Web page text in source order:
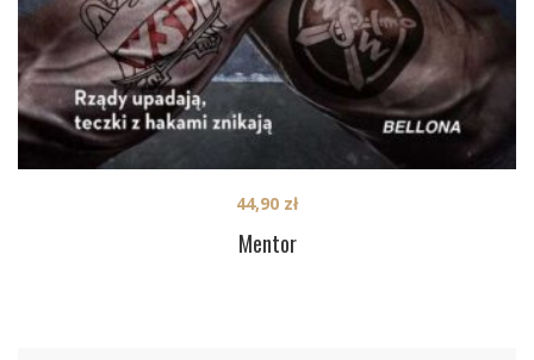
Mentor
44,90 zł